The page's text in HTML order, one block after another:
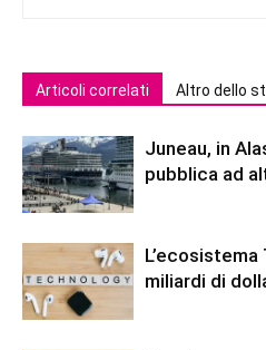
Articoli correlati Altro dello
Juneau, in
pubblica ad
miliardi di